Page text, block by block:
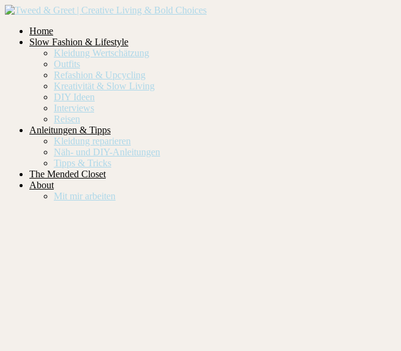
Home
Slow Fashion & Lifestyle
Kleidung Wertschätzung
Outfits
Refashion & Upcycling
Kreativität & Slow Living
DIY Ideen
Interviews
Reisen
Anleitungen & Tipps
Kleidung reparieren
Näh- und DIY-Anleitungen
Tipps & Tricks
The Mended Closet
About
Mit mir arbeiten